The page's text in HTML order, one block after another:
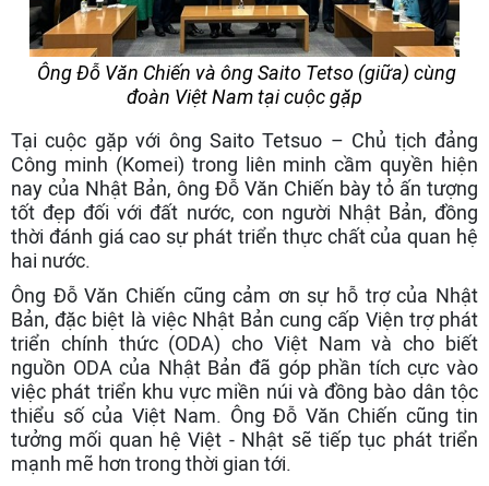
Ông Đỗ Văn Chiến và ông Saito Tetso (giữa) cùng
đoàn Việt Nam tại cuộc gặp
Tại cuộc gặp với ông Saito Tetsuo – Chủ tịch đảng
Công minh (Komei) trong liên minh cầm quyền hiện
nay của Nhật Bản, ông Đỗ Văn Chiến bày tỏ ấn tượng
tốt đẹp đối với đất nước, con người Nhật Bản, đồng
thời đánh giá cao sự phát triển thực chất của quan hệ
hai nước.
Ông Đỗ Văn Chiến cũng cảm ơn sự hỗ trợ của Nhật
Bản, đặc biệt là việc Nhật Bản cung cấp Viện trợ phát
triển chính thức (ODA) cho Việt Nam và cho biết
nguồn ODA của Nhật Bản đã góp phần tích cực vào
việc phát triển khu vực miền núi và đồng bào dân tộc
thiểu số của Việt Nam. Ông Đỗ Văn Chiến cũng tin
tưởng mối quan hệ Việt - Nhật sẽ tiếp tục phát triển
mạnh mẽ hơn trong thời gian tới.